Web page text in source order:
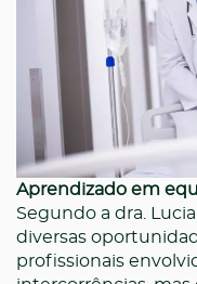
Aprendizado em
Segundo a dra.
diversas
profissionais